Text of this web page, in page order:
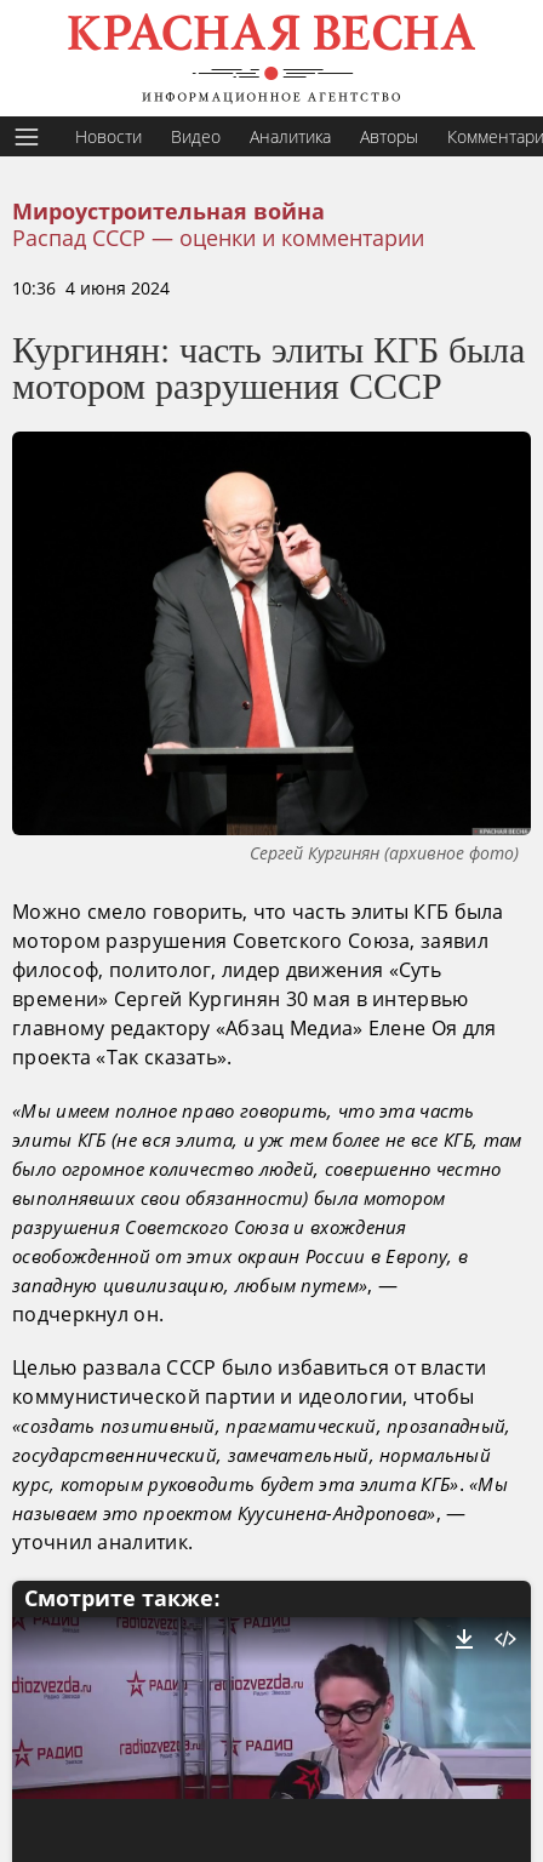
Новости Видео Аналитика Авторы
Мироустроительная война
Распад СССР — оценки и комментарии
10:36 4 июня 2024
Кургинян: часть элиты КГБ была
мотором разрушения СССР
Сергей Кургинян (архивное фото)
Можно смело говорить, что часть элиты КГБ была
мотором разрушения Советского Союза, заявил
философ, политолог, лидер движения «Суть
времени» Сергей Кургинян 30 мая в интервью
главному редактору «Абзац Медиа» Елене Оя для
проекта «Так сказать».
«Мы имеем полное право говорить, что эта часть
элиты КГБ (не вся элита, и уж тем более не все КГБ, там
было огромное количество людей, совершенно честно
выполнявших свои обязанности) была мотором
разрушения Советского Союза и вхождения
освобожденной от этих окраин России в Европу, в
западную цивилизацию, любым путем», —
подчеркнул он.
Целью развала СССР было избавиться от власти
коммунистической партии и идеологии, чтобы
«создать позитивный, прагматический, прозападный,
государственнический, замечательный, нормальный
курс, которым руководить будет эта элита КГБ».«Мы
называем это проектом Куусинена-Андропова», —
уточнил аналитик.
Смотрите также: